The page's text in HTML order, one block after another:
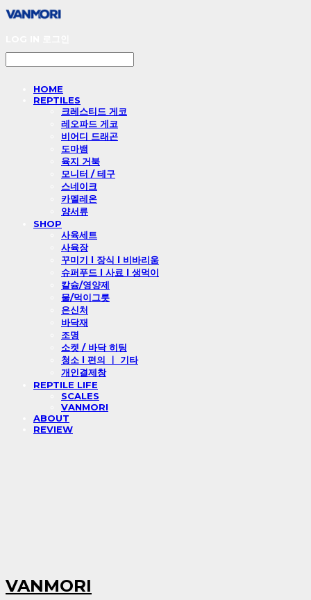
HOME
REPTILES
크레스티드 게코
레오파드 게코
비어디 드래곤
도마뱀
육지 거북
모니터 / 테구
스네이크
카멜레온
양서류
SHOP
사육세트
사육장
꾸미기 l 장식 l 비바리움
슈퍼푸드 l 사료 l 생먹이
칼슘/영양제
물/먹이그릇
은신처
바닥재
조명
소켓 / 바닥 히팅
청소 l 편의 ㅣ 기타
개인결제창
REPTILE LIFE
SCALES
VANMORI
ABOUT
REVIEW
VANMORI